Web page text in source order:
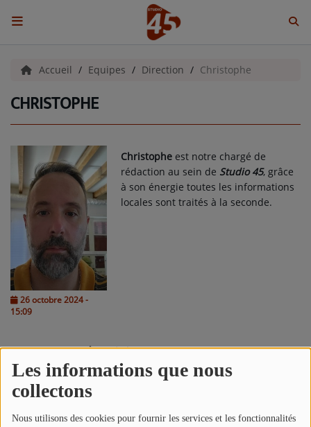
Les informations que nous
collectons
Nous utilisons des cookies pour fournir les services et les fonctionnalités
ACCUEIL
Emissions
GIEN, SA FABULEUSE HISTOIRE
GRAFFITI CINÉMA
LES ASSOCIÉS DU JOUR
LA CHRONIQUE ENVIRONNEMENTALE
LA CHRONIQUE MUSICALE
L'ÉNERGIE DES 9 ÉTOILES
MIXTAPE ADDICT RADIO SHOW
"SI ON CHANTAIT", L'ÉMISSION
SONS 2 DARONS
Accueil Equipes Direction Christophe
CHRISTOPHE
26 octobre 2024 -
15:09
Christophe est notre chargé de
rédaction au sein de Studio 45, grâce
à son énergie toutes les informations
locales sont traités à la seconde.
Commentaires(0)
Connectez-vous pour commenter cet article